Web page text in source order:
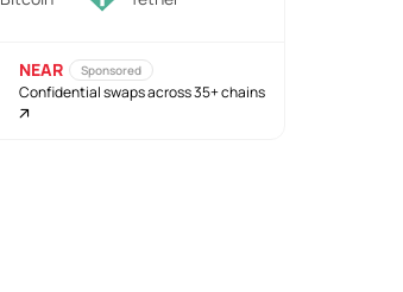
NEAR Sponsored
Confidential swaps across 35+ chains